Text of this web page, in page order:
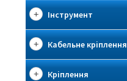
Інструмент
Кабельне кріплення
Кріплення